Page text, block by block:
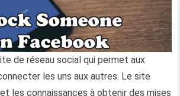
de réseau social qui permet aux
les uns aux autres. Le site
les connaissances à obtenir des mises